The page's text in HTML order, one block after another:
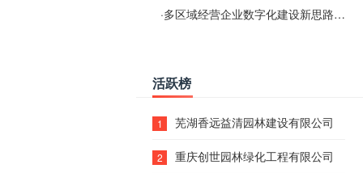
·多区域经营企业数字化建设新思路：多端载体与地域检索一体化落地思路分享
活跃榜
1 芜湖香远益清园林建设有限公司
2 重庆创世园林绿化工程有限公司